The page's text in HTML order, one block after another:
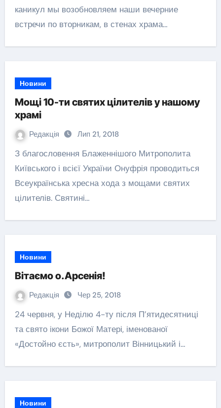
каникул мы возобновляем наши вечерние
встречи по вторникам, в стенах храма…
Новини
Мощі 10-ти святих цілителів у нашому
храмі
Редакція Лип 21, 2018
З благословення Блаженнішого Митрополита
Київського і всієї України Онуфрія проводиться
Всеукраїнська хресна хода з мощами святих
цілителів. Святині…
Новини
Вітаємо о.Арсенія!
Редакція Чер 25, 2018
24 червня, у Неділю 4-ту після П’ятидесятниці
та свято ікони Божої Матері, іменованої
«Достойно єсть», митрополит Вінницький і…
Новини